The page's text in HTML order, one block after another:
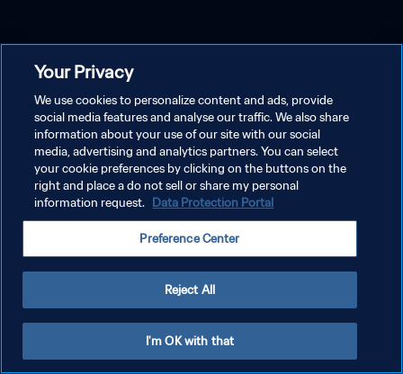
Your Privacy
We use cookies to personalize content and ads, provide
social media features and analyse our traffic. We also share
information about your use of our site with our social
media, advertising and analytics partners. You can select
your cookie preferences by clicking on the buttons on the
right and place a do not sell or share my personal
information request. Data Protection Portal
Preference Center
Reject All
I'm OK with that